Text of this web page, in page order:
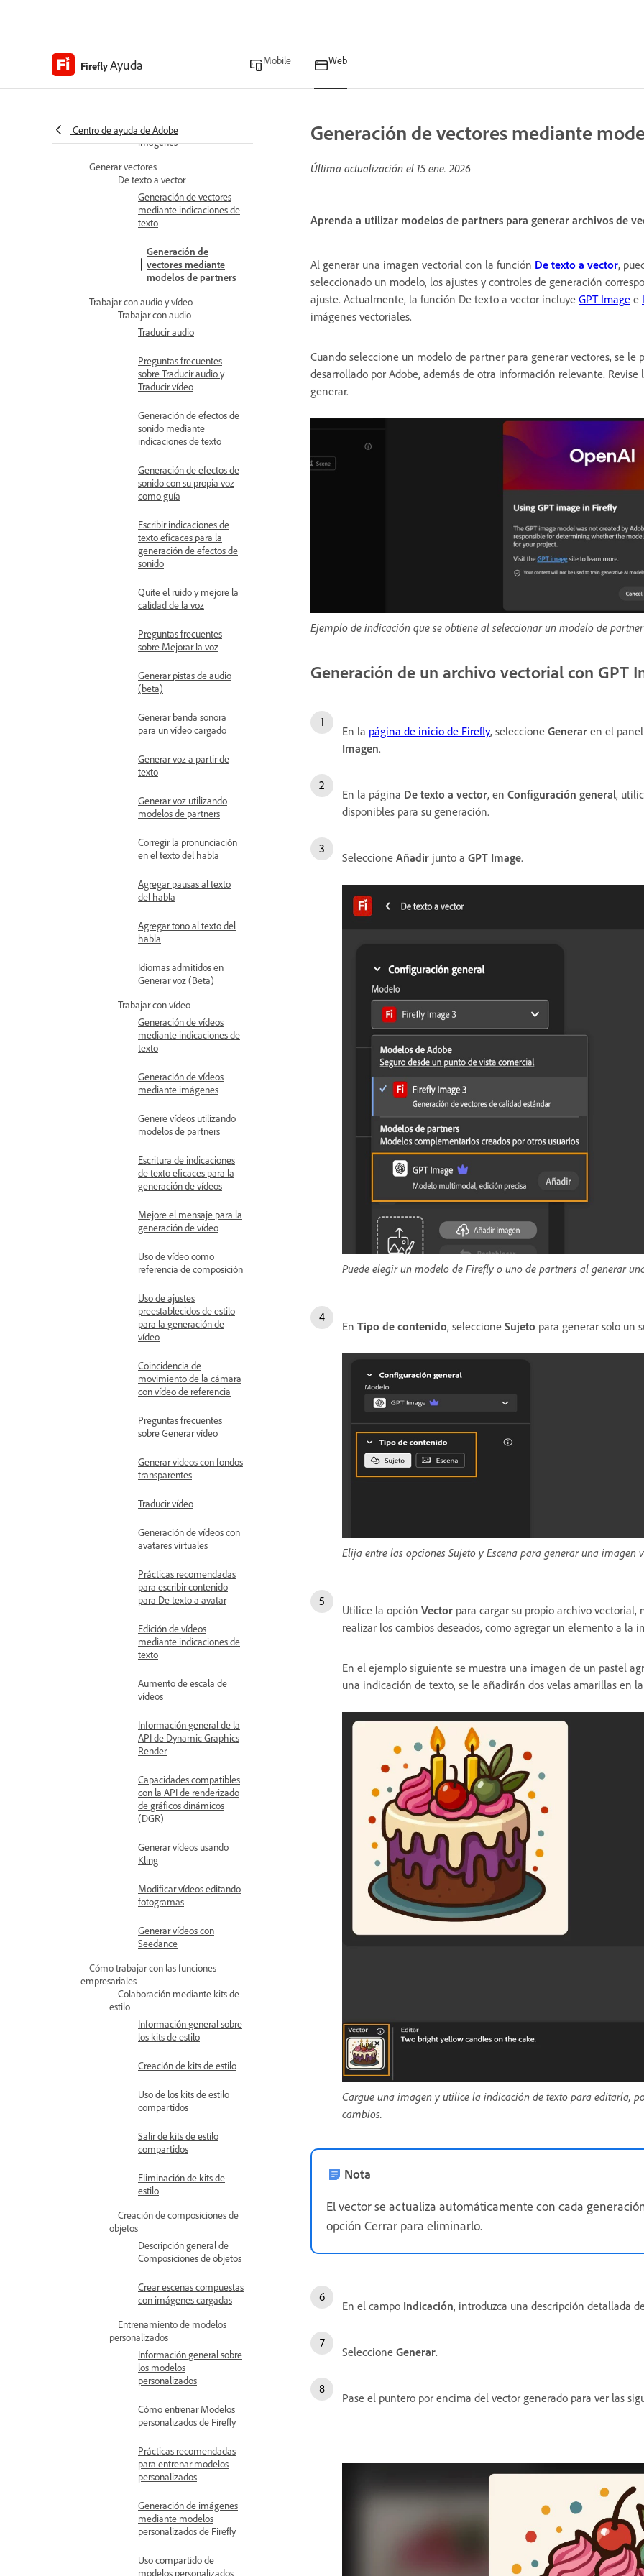
FireflyAyuda Mobile Web
Centro de ayuda de Adobe
generativa
Aumentar escala de
imágenes
Generar vectores
De texto a vector
Generación de vectores
mediante indicaciones de
texto
Generación de
vectores mediante
modelos de partners
Trabajar con audio y vídeo
Trabajar con audio
Traducir audio
Preguntas frecuentes
sobre Traducir audio y
Traducir vídeo
Generación de efectos de
sonido mediante
indicaciones de texto
Generación de efectos de
sonido con su propia voz
como guía
Escribir indicaciones de
texto eficaces para la
generación de efectos de
sonido
Quite el ruido y mejore la
calidad de la voz
Preguntas frecuentes
sobre Mejorar la voz
Generar pistas de audio
(beta)
Generar banda sonora
para un vídeo cargado
Generar voz a partir de
texto
Generar voz utilizando
modelos de partners
Corregir la pronunciación
en el texto del habla
Agregar pausas al texto
del habla
Agregar tono al texto del
habla
Idiomas admitidos en
Generar voz (Beta)
Trabajar con vídeo
Generación de vídeos
mediante indicaciones de
texto
Generación de vídeos
mediante imágenes
Genere vídeos utilizando
modelos de partners
Escritura de indicaciones
de texto eficaces para la
generación de vídeos
Mejore el mensaje para la
generación de vídeo
Uso de vídeo como
referencia de composición
Uso de ajustes
preestablecidos de estilo
para la generación de
vídeo
Coincidencia de
movimiento de la cámara
con vídeo de referencia
Preguntas frecuentes
sobre Generar vídeo
Generar videos con fondos
transparentes
Traducir vídeo
Generación de vídeos con
avatares virtuales
Prácticas recomendadas
para escribir contenido
para De texto a avatar
Edición de vídeos
mediante indicaciones de
texto
Aumento de escala de
vídeos
Información general de la
API de Dynamic Graphics
Render
Capacidades compatibles
con la API de renderizado
de gráficos dinámicos
(DGR)
Generar vídeos usando
Kling
Modificar vídeos editando
fotogramas
Generar vídeos con
Seedance
Cómo trabajar con las funciones
empresariales
Colaboración mediante kits de
estilo
Información general sobre
los kits de estilo
Creación de kits de estilo
Uso de los kits de estilo
compartidos
Salir de kits de estilo
compartidos
Eliminación de kits de
estilo
Creación de composiciones de
objetos
Descripción general de
Composiciones de objetos
Crear escenas compuestas
con imágenes cargadas
Entrenamiento de modelos
personalizados
Información general sobre
los modelos
personalizados
Cómo entrenar Modelos
personalizados de Firefly
Prácticas recomendadas
para entrenar modelos
personalizados
Generación de imágenes
mediante modelos
personalizados de Firefly
Uso compartido de
modelos personalizados
Generación de vectores mediante
Última actualización el 15 ene. 2026
Aprenda a utilizar modelos de partners para generar archivos de
Al generar una imagen vectorial con la función De texto a vector,
seleccionado un modelo, los ajustes y controles de generación
ajuste. Actualmente, la función De texto a vector incluye GPT Image e
imágenes vectoriales.
Cuando seleccione un modelo de partner para generar vectores, se
desarrollado por Adobe, además de otra información relevante. Revise
generar.
Ejemplo de indicación que se obtiene al seleccionar un modelo de
Generación de un archivo vectorial con GPT
En la página de inicio de Firefly, seleccione Generar en el panel
Imagen.
En la página De texto a vector, en Configuración general,
disponibles para su generación.
Seleccione Añadir junto a GPT Image.
Puede elegir un modelo de Firefly o uno de partners al generar
En Tipo de contenido, seleccione Sujeto para generar solo un
Elija entre las opciones Sujeto y Escena para generar una imagen
Utilice la opción Vector para cargar su propio archivo
realizar los cambios deseados, como agregar un elemento a la
En el ejemplo siguiente se muestra una imagen de un pastel
una indicación de texto, se le añadirán dos velas amarillas en
Cargue una imagen y utilice la indicación de texto para editarla,
cambios.
Nota
El vector se actualiza automáticamente con cada
opción Cerrar para eliminarlo.
En el campo Indicación, introduzca una descripción detallada
Seleccione Generar.
Pase el puntero por encima del vector generado para ver las